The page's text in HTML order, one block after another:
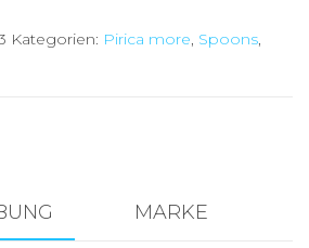
Kategorien: Pirica more, Spoons,
MARKE